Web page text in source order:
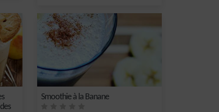
Smoothie à la Banane